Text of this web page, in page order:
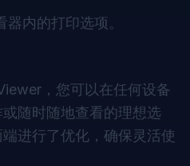
内的打印选项。
，您可以在任何设备
或随时随地查看的理想选
进行了优化，确保灵活使